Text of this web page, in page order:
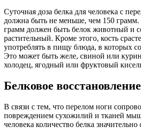
Суточная доза белка для человека с
должна быть не меньше, чем 150 грамм.
грамм должен быть белок животный и
растительный. Кроме этого, кость
употреблять в пищу блюда, в которых
Это может быть желе, свиной или
холодец, ягодный или фруктовый
Белковое восстановление
В связи с тем, что перелом ноги
повреждением сухожилий и тканей
человека количество белка